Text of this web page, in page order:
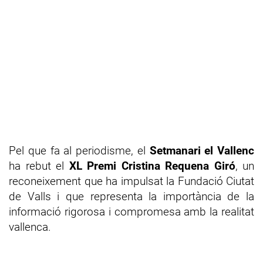
Pel que fa al periodisme, el Setmanari el Vallenc
ha rebut el XL Premi Cristina Requena Giró, un
reconeixement que ha impulsat la Fundació Ciutat
de Valls i que representa la importància de la
informació rigorosa i compromesa amb la realitat
vallenca.